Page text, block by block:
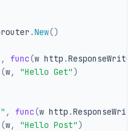
.New()
, func(w http .ResponseWriter
(w, "Hello Get")
, func(w http .
(w, "Hello Post")